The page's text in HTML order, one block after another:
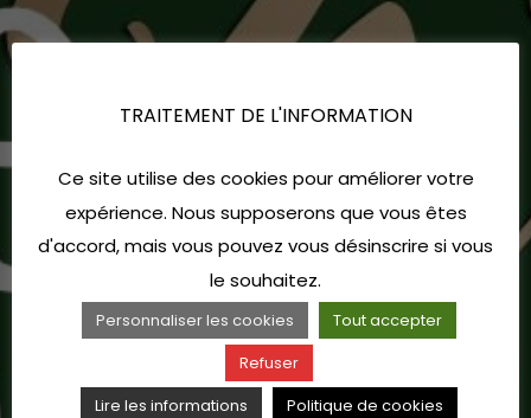
TRAITEMENT DE L'INFORMATION
Ce site utilise des cookies pour améliorer votre
expérience. Nous supposerons que vous êtes
d'accord, mais vous pouvez vous désinscrire si vous
le souhaitez.
Personnaliser les cookies
Tout accepter
Refuser
Lire les informations
Politique de cookies